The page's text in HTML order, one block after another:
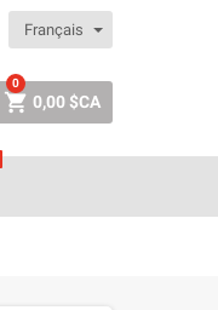
Français
 0,00 $CA
0